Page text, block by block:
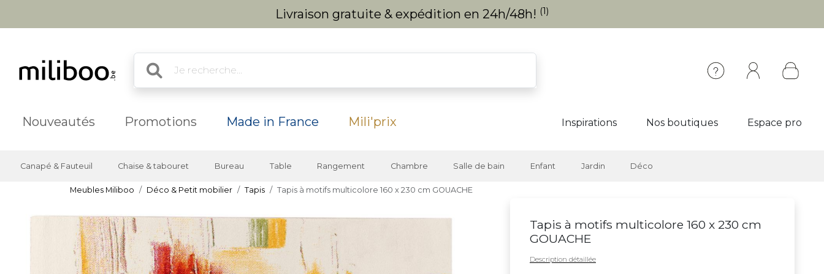
Livraison gratuite & expédition en 24h/48h! (1)
Nouveautés Promotions Made in France Mili'prix Inspirations Nos boutiques Espace pro
Canapé & Fauteuil Chaise & tabouret Bureau Table Rangement Chambre Salle de bain Enfant Jardin Déco
Meubles Miliboo Déco & Petit mobilier Tapis Tapis à motifs multicolore 160 x 230 cm GOUACHE
Tapis à motifs multicolore 160 x 230 cm
GOUACHE
Description détaillée